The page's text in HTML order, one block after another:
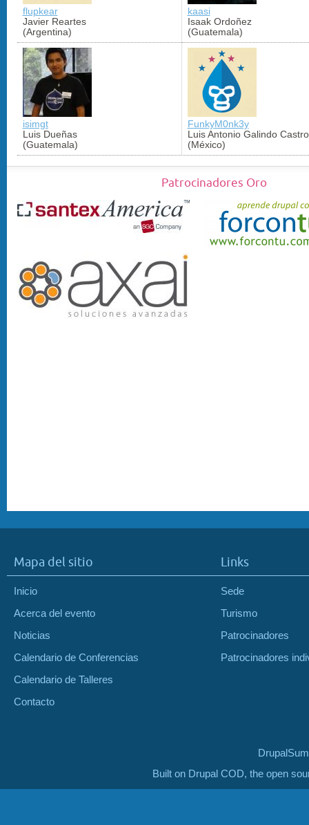
flupkear
Javier Reartes
(Argentina)
kaasi
Isaak Ordoñez
(Guatemala)
isimgt
Luis Dueñas
(Guatemala)
FunkyM0nk3y
Luis Antonio Galindo Castro
(México)
Patrocinadores Oro
Mapa del sitio
Inicio
Acerca del evento
Noticias
Calendario de Conferencias
Calendario de Talleres
Contacto
Links
Sede
Turismo
Patrocinadores
Patrocinadores
Built on Drupal COD, the open